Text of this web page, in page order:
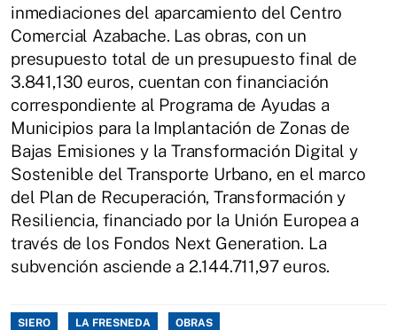
inmediaciones del aparcamiento del Centro
Comercial Azabache. Las obras, con un
presupuesto total de un presupuesto final de
3.841,130 euros, cuentan con financiación
correspondiente al Programa de Ayudas a
Municipios para la Implantación de Zonas de
Bajas Emisiones y la Transformación Digital y
Sostenible del Transporte Urbano, en el marco
del Plan de Recuperación, Transformación y
Resiliencia, financiado por la Unión Europea a
través de los Fondos Next Generation. La
subvención asciende a 2.144.711,97 euros.
SIERO LA FRESNEDA OBRAS